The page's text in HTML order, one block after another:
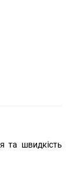
та швидкість